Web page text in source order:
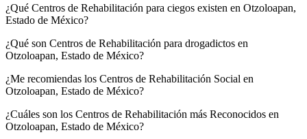
¿Qué Centros de Rehabilitación para ciegos existen en Otzoloapan,
Estado de México?
¿Qué son Centros de Rehabilitación para drogadictos en
Otzoloapan, Estado de México?
¿Me recomiendas los Centros de Rehabilitación Social en
Otzoloapan, Estado de México?
¿Cuáles son los Centros de Rehabilitación más Reconocidos en
Otzoloapan, Estado de México?